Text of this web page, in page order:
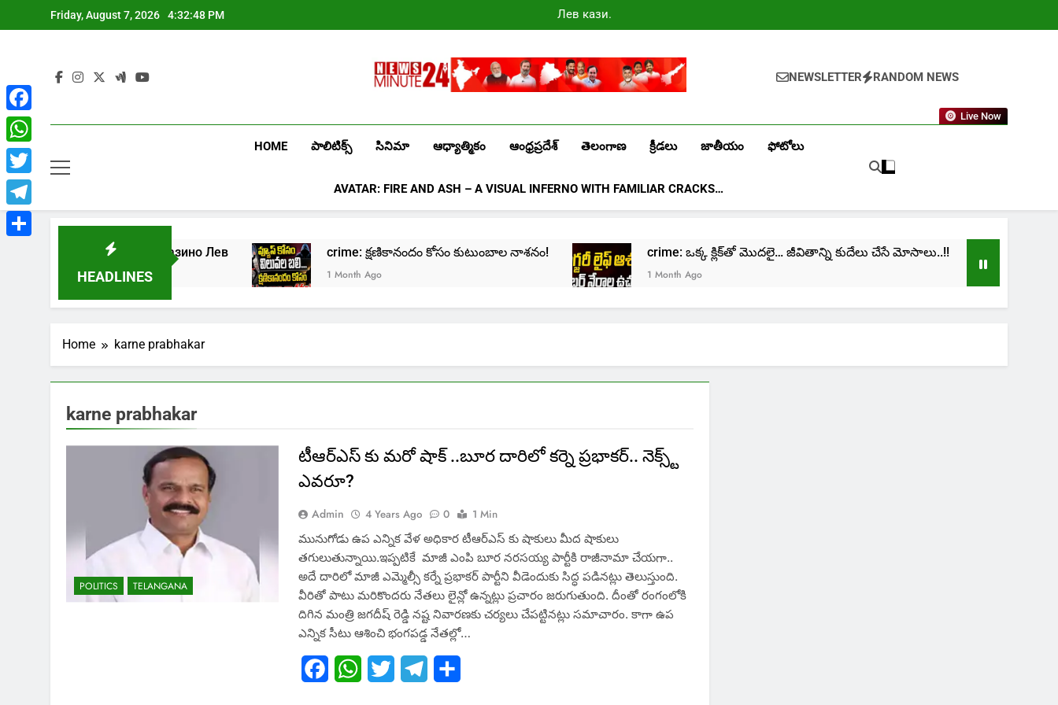
to
Friday, August 7, 2026 4:32:48 PM
Лев казино
промокоды
Newsminute24
NEWSLETTER RANDOM NEWS
Live Now
HOME పాలిటిక్స్ సినిమా ఆధ్యాత్మికం ఆంధ్రప్రదేశ్ తెలంగాణ క్రీడలు జాతీయం ఫోటోలు
AVATAR: FIRE AND ASH – A VISUAL INFERNO WITH FAMILIAR CRACKS…
HEADLINES
Играть в онлайн казино Лев
1 Week Ago
crime: క్షణికానందం కోసం కుటుంబాల నాశనం!
1 Month Ago
crime: ఒక్క క్లిక్‌తో మొదలై… జీవితాన్ని కుదేలు చేసే మోసాలు..!!
1 Month Ago
Home karne prabhakar
karne prabhakar
POLITICS TELANGANA
టీఆర్ఎస్ కు మరో షాక్ ..బూర దారిలో కర్నె ప్రభాకర్.. నెక్స్ట్
ఎవరూ?
Admin 4 Years Ago 0
1 Min
మునుగోడు ఉప ఎన్నిక వేళ అధికార టీఆర్ఎస్ కు షాకులు మీద షాకులు
తగులుతున్నాయి.ఇప్పటికే మాజీ ఎంపి బూర నరసయ్య పార్టీకి రాజీనామా చేయగా..
అదే దారిలో మాజీ ఎమ్మెల్సీ కర్నే ప్రభాకర్ పార్టీని వీడెందుకు సిద్ధ పడినట్లు తెలుస్తుంది.
వీరితో పాటు మరికొందరు నేతలు లైన్లో ఉన్నట్లు ప్రచారం జరుగుతుంది. దీంతో రంగంలోకి
దిగిన మంత్రి జగదీష్ రెడ్డి నష్ట నివారణకు చర్యలు చేపట్టినట్లు సమాచారం. కాగా ఉప
ఎన్నిక సీటు ఆశించి భంగపడ్డ నేతల్లో…
FacebookWhatsApp
Twitter Telegram
Facebook
WhatsApp
Twitter
Telegram